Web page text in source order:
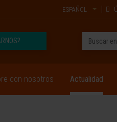
ESPAÑOL
con nosotros Actualidad